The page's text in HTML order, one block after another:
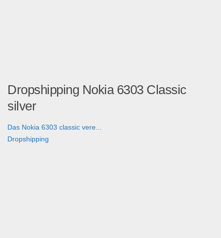
Dropshipping Nokia 6303 Classic
silver
Das Nokia 6303 classic vere...
Dropshipping